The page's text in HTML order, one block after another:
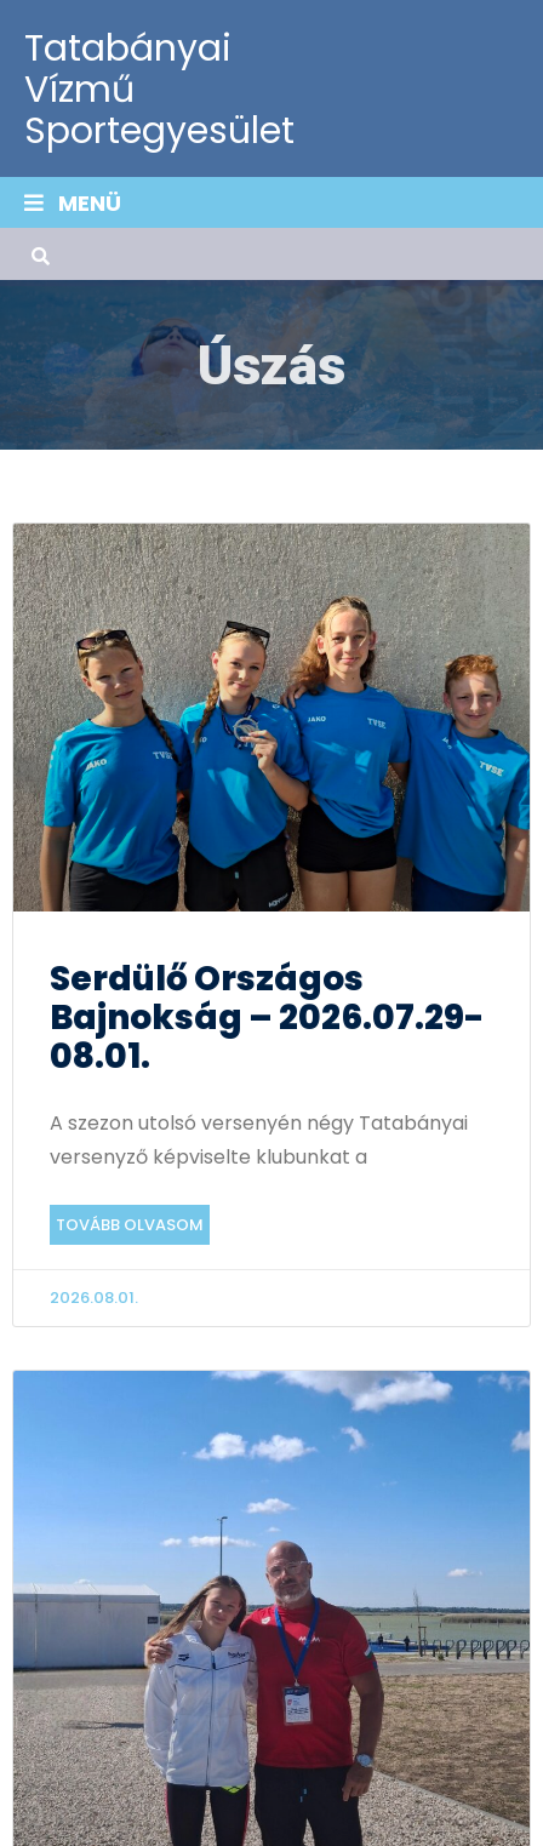
Tatabányai
Vízmű
Sportegyesület
MENÜ
Úszás
Serdülő Országos
Bajnokság – 2026.07.29-
08.01.
A szezon utolsó versenyén négy Tatabányai
versenyző képviselte klubunkat a
TOVÁBB OLVASOM
2026.08.01.